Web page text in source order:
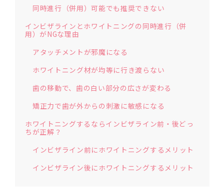
同時進行（併用）可能でも推奨できない
インビザラインとホワイトニングの同時進行（併
用）がNGな理由
アタッチメントが邪魔になる
ホワイトニング材が均等に行き渡らない
歯の移動で、歯の白い部分の広さが変わる
矯正力で歯が外からの刺激に敏感になる
ホワイトニングするならインビザライン前・後どっ
ちが正解？
インビザライン前にホワイトニングするメリット
インビザライン後にホワイトニングするメリット